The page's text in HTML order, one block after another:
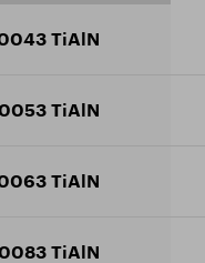
TiAlN
TiAlN
TiAlN
TiAlN